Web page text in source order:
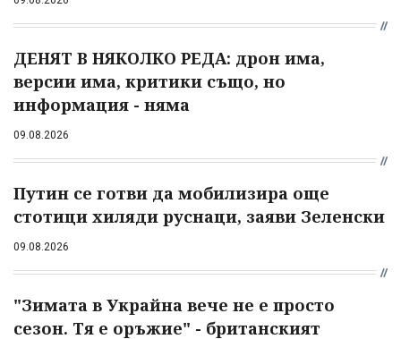
ДЕНЯТ В НЯКОЛКО РЕДА: дрон има,
версии има, критики също, но
информация - няма
09.08.2026
Путин се готви да мобилизира още
стотици хиляди руснаци, заяви Зеленски
09.08.2026
"Зимата в Украйна вече не е просто
сезон. Тя е оръжие" - британският